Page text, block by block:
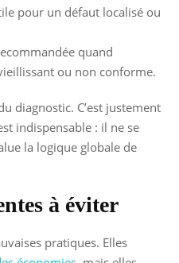
pour un défaut localisé ou
quand
ou non conforme.
diagnostic. C’est justement
indispensable : il ne se
la logique globale de
à éviter
pratiques. Elles